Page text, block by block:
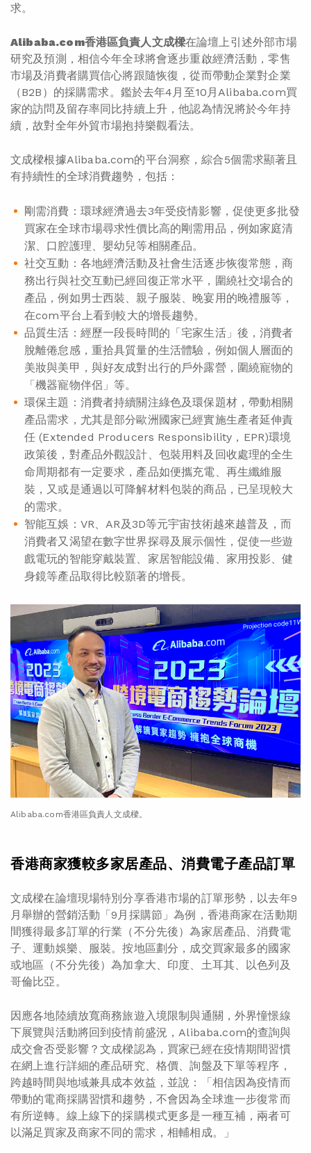
求。
Alibaba.com香港區負責人文成樑在論壇上引述外部市場
研究及預測，相信今年全球將會逐步重啟經濟活動，零售
市場及消費者購買信心將跟隨恢復，從而帶動企業對企業
（B2B）的採購需求。鑑於去年4月至10月Alibaba.com買
家的訪問及留存率同比持續上升，他認為情況將於今年持
續，故對全年外貿市場抱持樂觀看法。
文成樑根據Alibaba.com的平台洞察，綜合5個需求顯著且
有持續性的全球消費趨勢，包括：
剛需消費：環球經濟過去3年受疫情影響，促使更多批發
買家在全球市場尋求性價比高的剛需用品，例如家庭清
潔、口腔護理、嬰幼兒等相關產品。
社交互動：各地經濟活動及社會生活逐步恢復常態，商
務出行與社交互動已經回復正常水平，圍繞社交場合的
產品，例如男士西裝、親子服裝、晚宴用的晚禮服等，
在com平台上看到較大的增長趨勢。
品質生活：經歷一段長時間的「宅家生活」後，消費者
脫離倦怠感，重拾具質量的生活體驗，例如個人層面的
美妝與美甲，與好友成對出行的戶外露營，圍繞寵物的
「機器寵物伴侶」等。
環保主題：消費者持續關注綠色及環保題材，帶動相關
產品需求，尤其是部分歐洲國家已經實施生產者延伸責
任 (Extended Producers Responsibility，EPR)環境
政策後，對產品外觀設計、包裝用料及回收處理的全生
命周期都有一定要求，產品如便攜充電、再生纖維服
裝，又或是通過以可降解材料包裝的商品，已呈現較大
的需求。
智能互娛：VR、AR及3D等元宇宙技術越來越普及，而
消費者又渴望在數字世界探尋及展示個性，促使一些遊
戲電玩的智能穿戴裝置、家居智能設備、家用投影、健
身鏡等產品取得比較顥著的增長。
Alibaba.com香港區負責人文成樑。
香港商家獲較多家居產品、消費電子產品訂單
文成樑在論壇現場特別分享香港市場的訂單形勢，以去年9
月舉辦的營銷活動「9月採購節」為例，香港商家在活動期
間獲得最多訂單的行業（不分先後）為家居產品、消費電
子、運動娛樂、服裝。按地區劃分，成交買家最多的國家
或地區（不分先後）為加拿大、印度、土耳其、以色列及
哥倫比亞。
因應各地陸續放寬商務旅遊入境限制與通關，外界憧憬線
下展覽與活動將回到疫情前盛況，Alibaba.com的查詢與
成交會否受影響？文成樑認為，買家已經在疫情期間習慣
在網上進行詳細的產品研究、格價、詢盤及下單等程序，
跨越時間與地域兼具成本效益，並說：「相信因為疫情而
帶動的電商採購習慣和趨勢，不會因為全球進一步復常而
有所逆轉。線上線下的採購模式更多是一種互補，兩者可
以滿足買家及商家不同的需求，相輔相成。」